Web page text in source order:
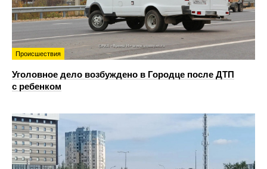
Происшествия
Уголовное дело возбуждено в Городце после ДТП
с ребенком